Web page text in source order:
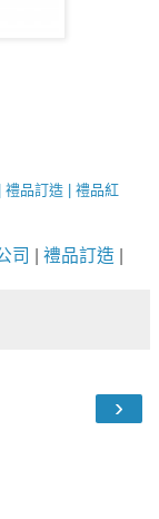
禮品訂造 | 禮品紅
司 禮品訂造
›